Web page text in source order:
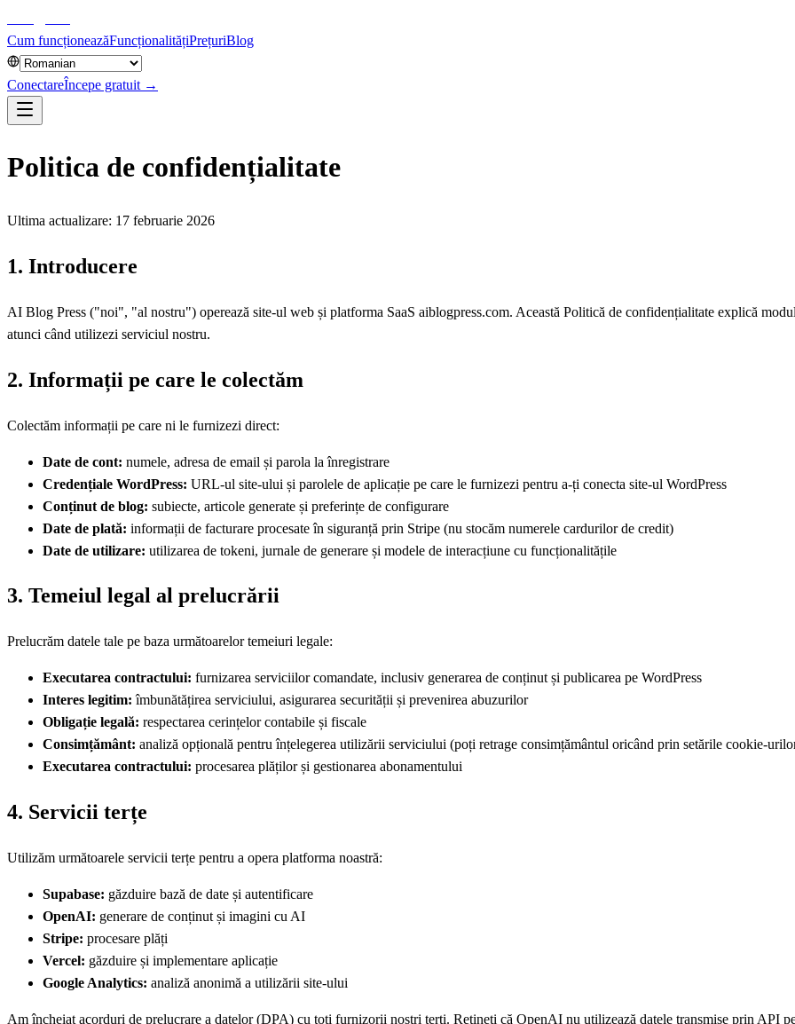
Cum funcționeazăFuncționalitățiPrețuriBlog
ConectareÎncepe gratuit →
Politica de confidențialitate
Ultima actualizare: 17 februarie 2026
1. Introducere
AI Blog Press ("noi", "al nostru") operează site-ul web și platforma SaaS aiblogpress.com. Această Politică de confidențialitate explică
atunci când utilizezi serviciul nostru.
2. Informații pe care le colectăm
Colectăm informații pe care ni le furnizezi direct:
Date de cont: numele, adresa de email și parola la înregistrare
Credențiale WordPress: URL-ul site-ului și parolele de aplicație pe care le furnizezi pentru a-ți conecta site-ul WordPress
Conținut de blog: subiecte, articole generate și preferințe de configurare
Date de plată: informații de facturare procesate în siguranță prin Stripe (nu stocăm numerele cardurilor de credit)
Date de utilizare: utilizarea de tokeni, jurnale de generare și modele de interacțiune cu funcționalitățile
3. Temeiul legal al prelucrării
Prelucrăm datele tale pe baza următoarelor temeiuri legale:
Executarea contractului: furnizarea serviciilor comandate, inclusiv generarea de conținut și publicarea pe WordPress
Interes legitim: îmbunătățirea serviciului, asigurarea securității și prevenirea abuzurilor
Obligație legală: respectarea cerințelor contabile și fiscale
Consimțământ: analiză opțională pentru înțelegerea utilizării serviciului (poți retrage consimțământul oricând prin setările cookie-
Executarea contractului: procesarea plăților și gestionarea abonamentului
4. Servicii terțe
Utilizăm următoarele servicii terțe pentru a opera platforma noastră:
Supabase: găzduire bază de date și autentificare
OpenAI: generare de conținut și imagini cu AI
Stripe: procesare plăți
Vercel: găzduire și implementare aplicație
Google Analytics: analiză anonimă a utilizării site-ului
Am încheiat acorduri de prelucrare a datelor (DPA) cu toți furnizorii noștri terți. Rețineți că OpenAI nu utilizează datele transmise prin API